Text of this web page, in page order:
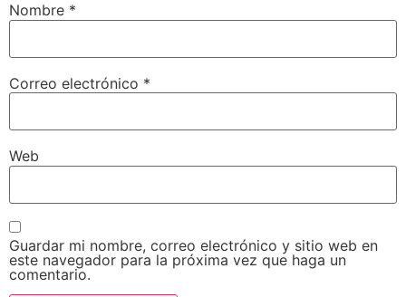
Nombre *
Correo electrónico *
Web
Guardar mi nombre, correo electrónico y sitio web en
este navegador para la próxima vez que haga un
comentario.